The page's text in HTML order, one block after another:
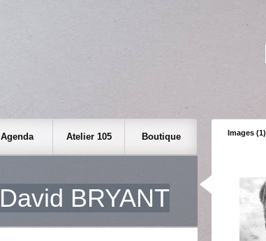
Images (1)
Agenda Atelier 105 Boutique
David BRYANT